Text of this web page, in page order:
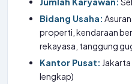
Bidang Usaha:
properti, kendaraan
rekayasa, tanggung
Kantor Pusat:
lengkap)